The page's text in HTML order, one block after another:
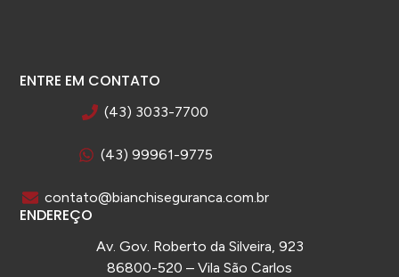
ENTRE EM CONTATO
(43) 3033-7700
(43) 99961-9775
contato@bianchiseguranca.com.br
ENDEREÇO
Av. Gov. Roberto da Silveira, 923
86800-520 – Vila São Carlos